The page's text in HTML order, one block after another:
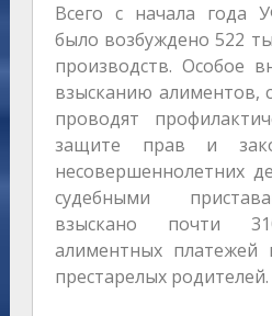
Всего с начала года
было возбуждено 522
производств. Особое
взысканию алиментов,
проводят
защите прав и
несовершеннолетних
судебными
взыскано почти
алиментных
престарелых родителей.